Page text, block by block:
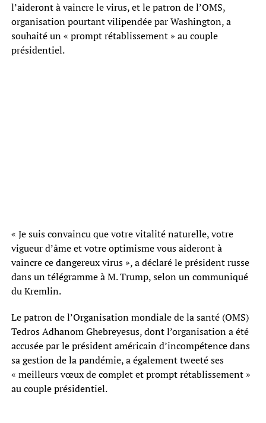
l’aideront à vaincre le virus, et le patron de l’OMS,
organisation pourtant vilipendée par Washington, a
souhaité un « prompt rétablissement » au couple
présidentiel.
« Je suis convaincu que votre vitalité naturelle, votre
vigueur d’âme et votre optimisme vous aideront à
vaincre ce dangereux virus », a déclaré le président russe
dans un télégramme à M. Trump, selon un communiqué
du Kremlin.
Le patron de l’Organisation mondiale de la santé (OMS)
Tedros Adhanom Ghebreyesus, dont l’organisation a été
accusée par le président américain d’incompétence dans
sa gestion de la pandémie, a également tweeté ses
« meilleurs vœux de complet et prompt rétablissement »
au couple présidentiel.